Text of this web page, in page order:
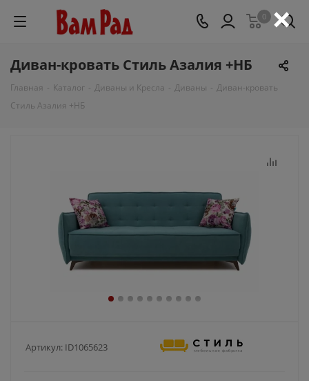
0
Диван-кровать Стиль Азалия +НБ
Главная - Каталог - Диваны и Кресла - Диваны - Диван-кровать
Стиль Азалия +НБ
Артикул: ID1065623
×